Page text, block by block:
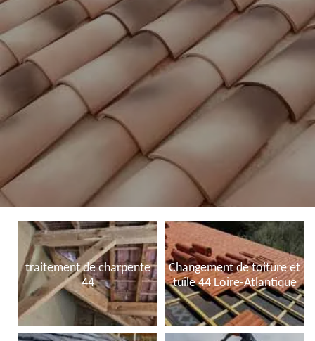
traitement de charpente
44
Changement de toiture et
tuile 44 Loire-Atlantique